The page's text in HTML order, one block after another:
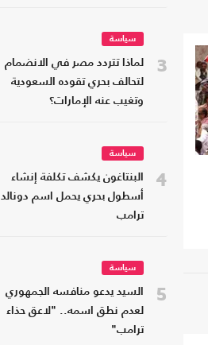
3
سياسة
لماذا تتردد مصر في الانضمام
لتحالف بحري تقوده السعودية
وتغيب عنه الإمارات؟
4
سياسة
البنتاغون يكشف تكلفة إنشاء
أسطول بحري يحمل اسم دونالد
ترامب
5
سياسة
السيد يدعو منافسه الجمهوري
لعدم نطق اسمه.. "لاعق حذاء
ترامب"